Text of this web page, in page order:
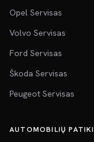
Opel Servisas
Volvo Servisas
Ford Servisas
Škoda Servisas
Peugeot Servisas
AUTOMOBILIŲ